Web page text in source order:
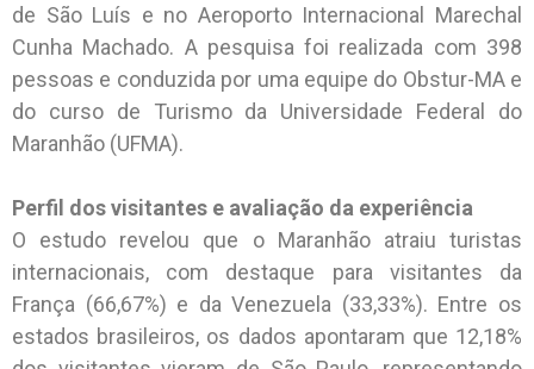
de São Luís e no Aeroporto Internacional Marechal
Cunha Machado. A pesquisa foi realizada com 398
pessoas e conduzida por uma equipe do Obstur-MA e
do curso de Turismo da Universidade Federal do
Maranhão (UFMA).
Perfil dos visitantes e avaliação da experiência
O estudo revelou que o Maranhão atraiu turistas
internacionais, com destaque para visitantes da
França (66,67%) e da Venezuela (33,33%). Entre os
estados brasileiros, os dados apontaram que 12,18%